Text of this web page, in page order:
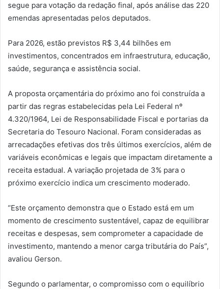
segue para votação da redação final, após análise das 220
emendas apresentadas pelos deputados.
Para 2026, estão previstos R$ 3,44 bilhões em
investimentos, concentrados em infraestrutura, educação,
saúde, segurança e assistência social.
A proposta orçamentária do próximo ano foi construída a
partir das regras estabelecidas pela Lei Federal nº
4.320/1964, Lei de Responsabilidade Fiscal e portarias da
Secretaria do Tesouro Nacional. Foram consideradas as
arrecadações efetivas dos três últimos exercícios, além de
variáveis econômicas e legais que impactam diretamente a
receita estadual. A variação projetada de 3% para o
próximo exercício indica um crescimento moderado.
“Este orçamento demonstra que o Estado está em um
momento de crescimento sustentável, capaz de equilibrar
receitas e despesas, sem comprometer a capacidade de
investimento, mantendo a menor carga tributária do País”,
avaliou Gerson.
Segundo o parlamentar, o compromisso com o equilíbrio